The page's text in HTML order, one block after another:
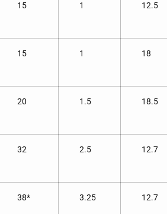
15 1 12.5
15 1 18
20 1.5 18.5
32 2.5 12.7
38* 3.25 12.7